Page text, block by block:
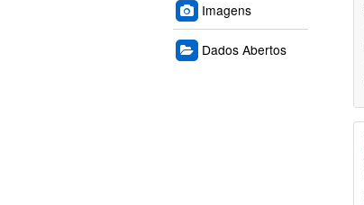
Imagens
Dados Abertos